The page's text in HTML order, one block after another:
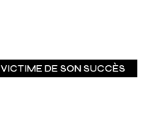
VICTIME DE SON SUCCÈS